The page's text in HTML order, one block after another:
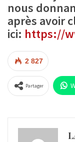
nous
après avoir
ici: https://
2 827
Partager